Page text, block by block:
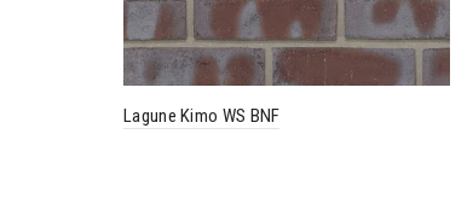
Lagune Kimo WS BNF